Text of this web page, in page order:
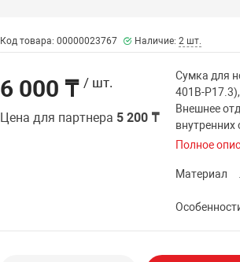
Код товара: 00000023767 Наличие: 2 шт.
6 000 ₸ / шт.
Цена для партнера 5 200 ₸
Сумка для
401B-
Внешнее
внутренних
Полное
Материал